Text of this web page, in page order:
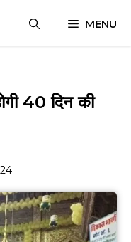
MENU
40 दिन की